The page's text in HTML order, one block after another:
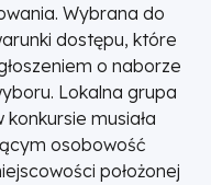
Wybrana do
dostępu, które
o naborze
Lokalna grupa
konkursie musiała
osobowość
położonej